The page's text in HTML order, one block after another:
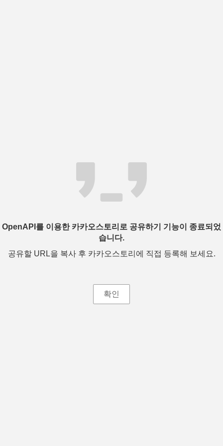
OpenAPI를 이용한 카카오스토리로 공유하기 기능이 종료되었
습니다.
공유할 URL을 복사 후 카카오스토리에 직접 등록해 보세요.
확인